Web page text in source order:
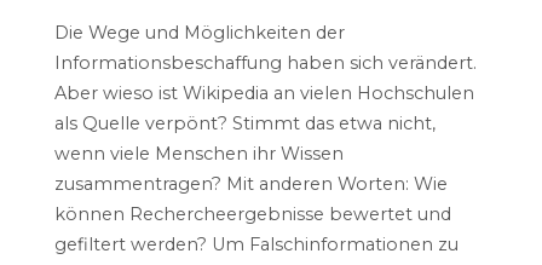
Die Wege und Möglichkeiten der
Informationsbeschaffung haben sich verändert.
Aber wieso ist Wikipedia an vielen Hochschulen
als Quelle verpönt? Stimmt das etwa nicht,
wenn viele Menschen ihr Wissen
zusammentragen? Mit anderen Worten: Wie
können Rechercheergebnisse bewertet und
gefiltert werden? Um Falschinformationen zu